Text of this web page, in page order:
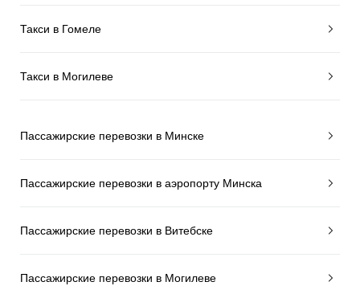
Такси в Гомеле
Такси в Могилеве
Пассажирские перевозки в Минске
Пассажирские перевозки в аэропорту Минска
Пассажирские перевозки в Витебске
Пассажирские перевозки в Могилеве